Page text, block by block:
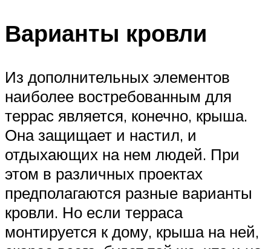
Варианты кровли
Из дополнительных элементов
наиболее востребованным для
террас является, конечно, крыша.
Она защищает и настил, и
отдыхающих на нем людей. При
этом в различных проектах
предполагаются разные варианты
кровли. Но если терраса
монтируется к дому, крыша на ней,